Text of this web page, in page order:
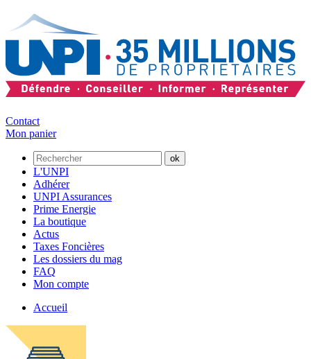
Contact
Mon panier
L'UNPI
Adhérer
UNPI Assurances
Prime Energie
La boutique
Actus
Taxes Foncières
Les dossiers du mag
FAQ
Mon compte
Accueil